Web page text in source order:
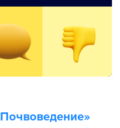
Почвоведение»